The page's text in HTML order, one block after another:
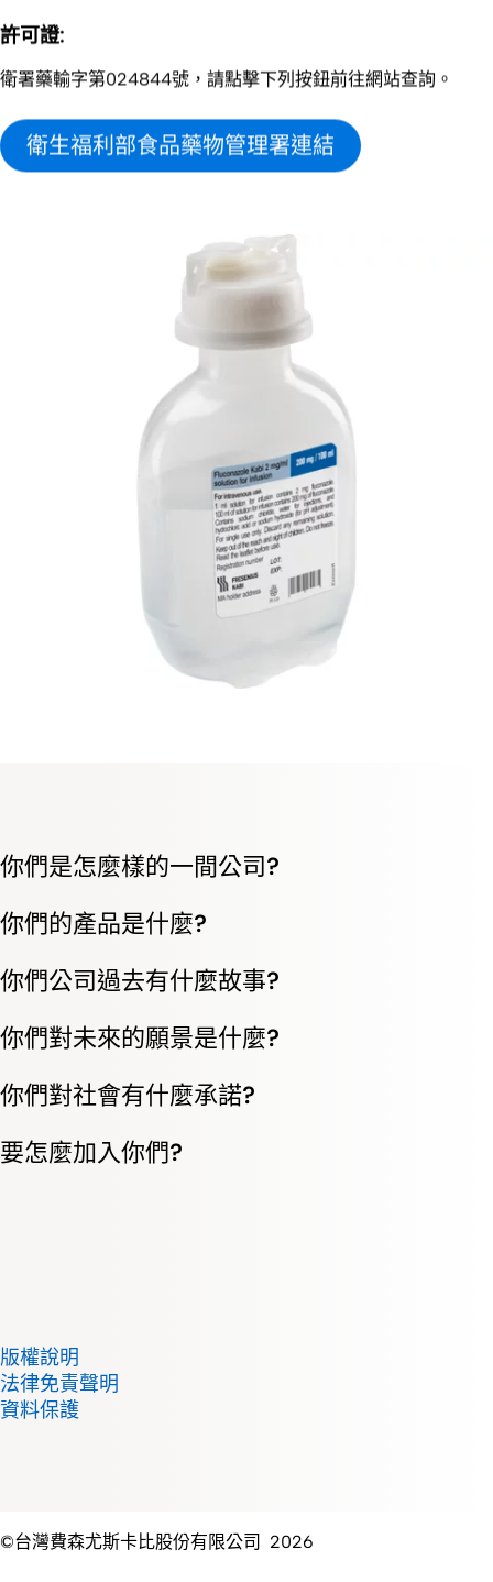
許可證:
衛署藥輸字第024844號​，請點擊下列按鈕前往網站查詢。
衛生福利部食品藥物管理署連結
你們是怎麼樣的一間公司?
你們的產品是什麼?
你們公司過去有什麼故事?
你們對未來的願景是什麼?
你們對社會有什麼承諾?
要怎麼加入你們?
版權說明
法律免責聲明
資料保護
©台灣費森尤斯卡比股份有限公司 2026